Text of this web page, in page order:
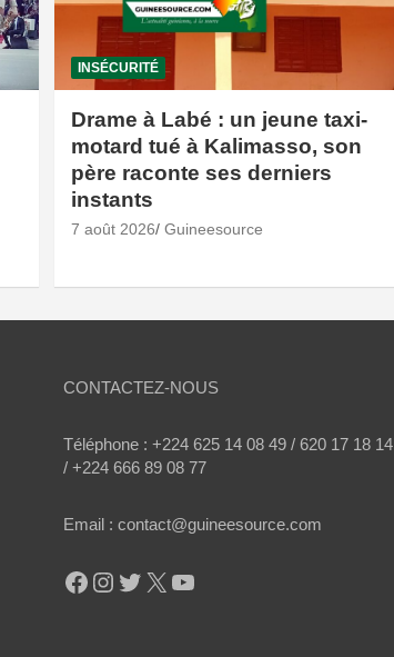
INSÉCURITÉ
Drame à Labé : un jeune taxi-
motard tué à Kalimasso, son
père raconte ses derniers
instants
7 août 2026 Guineesource
CONTACTEZ-NOUS
Téléphone : +224 625 14 08 49 / 620 17 18 14
/ +224 666 89 08 77
Email : contact@guineesource.com
Facebook
Instagram
Twitter
X YouTube